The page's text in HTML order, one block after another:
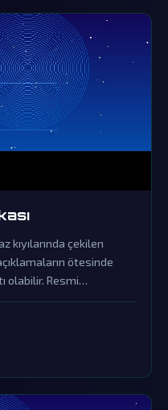
kıyılarında çekilen
ötesinde
olabilir. Resmi
ibaret olup, gerçek